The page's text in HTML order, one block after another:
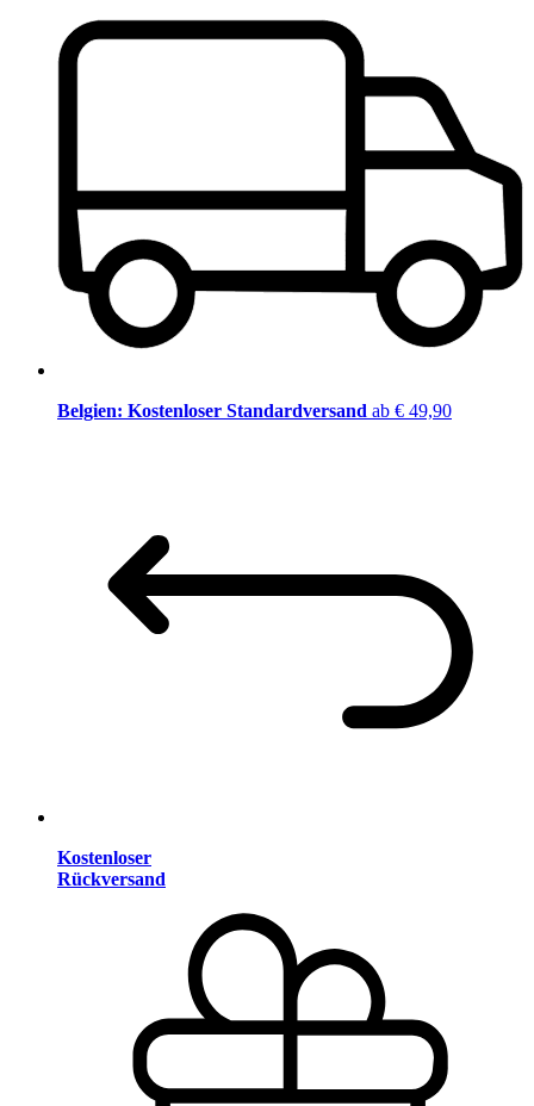
Belgien: Kostenloser Standardversand ab € 49,90
Kostenloser
Rückversand